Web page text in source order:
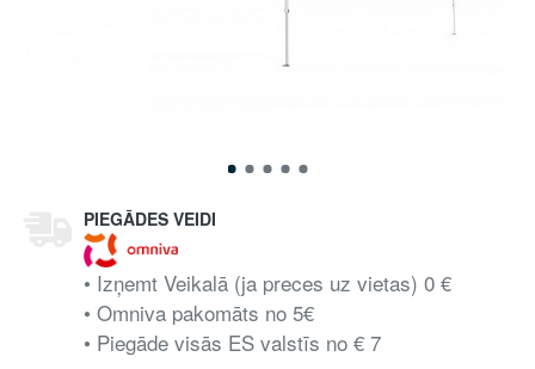
PIEGĀDES VEIDI
• Izņemt Veikalā (ja preces uz vietas) 0 €
• Omniva pakomāts no 5€
• Piegāde visās ES valstīs no € 7